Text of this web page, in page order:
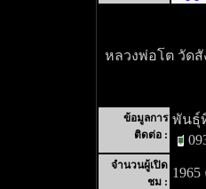
หลวงพ่อโต วัดสั
ข้อมูลการ
ติดต่อ :
พันธุ์
จำนวนผู้เปิด
ชม :
1965